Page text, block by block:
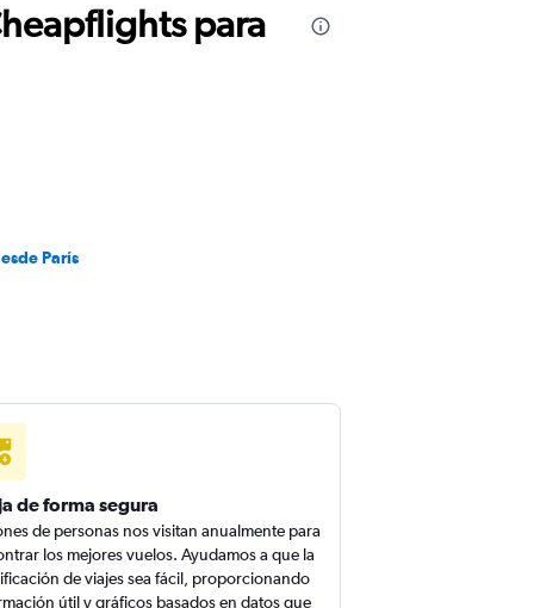
para
París
de forma segura
de personas nos visitan anualmente para
los mejores vuelos. Ayudamos a que la
de viajes sea fácil, proporcionando
útil y gráficos basados en datos que